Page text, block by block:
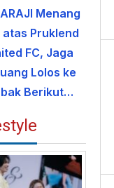
Menang
Pruklend
FC, Jaga
Lolos ke
Berikut…